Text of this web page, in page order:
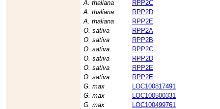
A. thaliana
RPP2C
A. thaliana
RPP2D
A. thaliana
RPP2E
O. sativa
RPP2A
O. sativa
RPP2B
O. sativa
RPP2C
O. sativa
RPP2D
O. sativa
RPP2E
O. sativa
RPP2E
G. max
LOC100817491
G. max
LOC100500331
G. max
LOC100499761